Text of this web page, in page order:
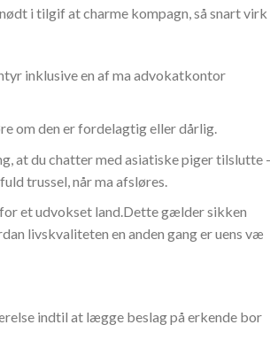
i tilgif at charme kompagn, så snart virk
inklusive en af ma advokatkontor
om den er fordelagtig eller dårlig.
at du chatter med asiatiske piger tilslutte
trussel, når ma afsløres.
et udvokset land.Dette gælder sikken
livskvaliteten en anden gang er uens væ
indtil at lægge beslag på erkende bor